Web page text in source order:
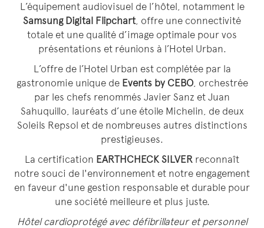
L’équipement audiovisuel de l’hôtel, notamment le
Samsung Digital Flipchart, offre une connectivité
totale et une qualité d’image optimale pour vos
présentations et réunions à l’Hotel Urban.
L’offre de l’Hotel Urban est complétée par la
gastronomie unique de Events by CEBO, orchestrée
par les chefs renommés Javier Sanz et Juan
Sahuquillo, lauréats d’une étoile Michelin, de deux
Soleils Repsol et de nombreuses autres distinctions
prestigieuses.
La certification EARTHCHECK SILVER reconnaît
notre souci de l'environnement et notre engagement
en faveur d'une gestion responsable et durable pour
une société meilleure et plus juste.
Hôtel cardioprotégé avec défibrillateur et personnel